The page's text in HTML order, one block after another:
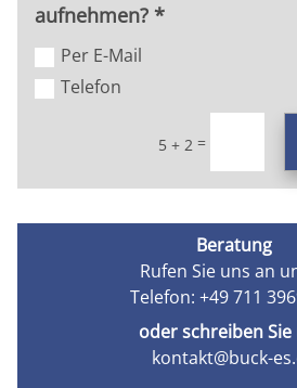
aufnehmen? *
Per E-Mail
Telefon
5 + 2 =
Beratung
Rufen Sie uns an
Telefon: +49 711
oder schreiben Sie
kontakt@buck-